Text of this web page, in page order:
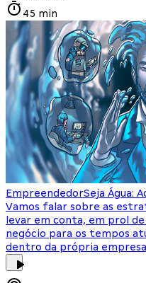
45 min
EmpreendedorSeja Água:
Vamos falar sobre as
levar em conta, em prol
negócio para os tempos
dentro da própria